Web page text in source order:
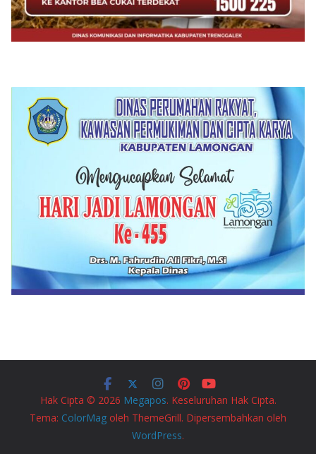
Hak Cipta © 2026 Megapos. Keseluruhan Hak Cipta.
Tema: ColorMag oleh ThemeGrill. Dipersembahkan oleh
WordPress.